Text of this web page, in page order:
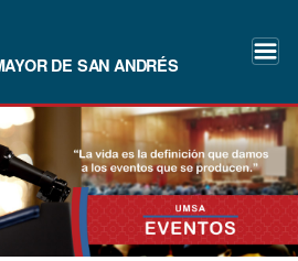
DE SAN ANDRÉS